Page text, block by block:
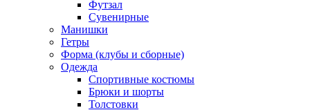
Футзал
Сувенирные
Манишки
Гетры
Форма (клубы и сборные)
Одежда
Спортивные костюмы
Брюки и шорты
Толстовки